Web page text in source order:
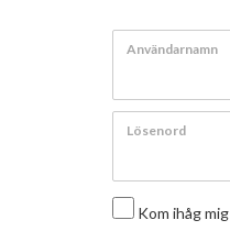
Användarnamn
Lösenord
Kom ihåg mig